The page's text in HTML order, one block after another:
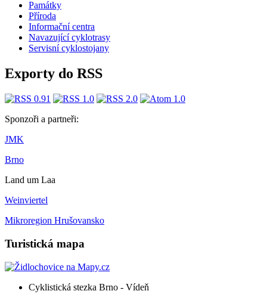
Památky
Příroda
Informační centra
​​Navazující cyklotrasy
Servisní cyklostojany
Exporty do RSS
Sponzoři a partneři:
JMK
Brno
Land um Laa
Weinviertel
Mikroregion Hrušovansko
Turistická mapa
Cyklistická stezka Brno - Vídeň